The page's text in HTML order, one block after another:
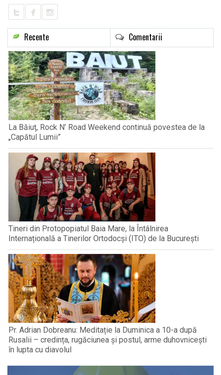
Recente Comentarii
La Băiuț, Rock N’ Road Weekend continuă povestea de la
„Capătul Lumii”
Tineri din Protopopiatul Baia Mare, la Întâlnirea
Internațională a Tinerilor Ortodocși (ITO) de la București
Pr. Adrian Dobreanu: Meditație la Duminica a 10-a după
Rusalii – credința, rugăciunea și postul, arme duhovnicești
în lupta cu diavolul